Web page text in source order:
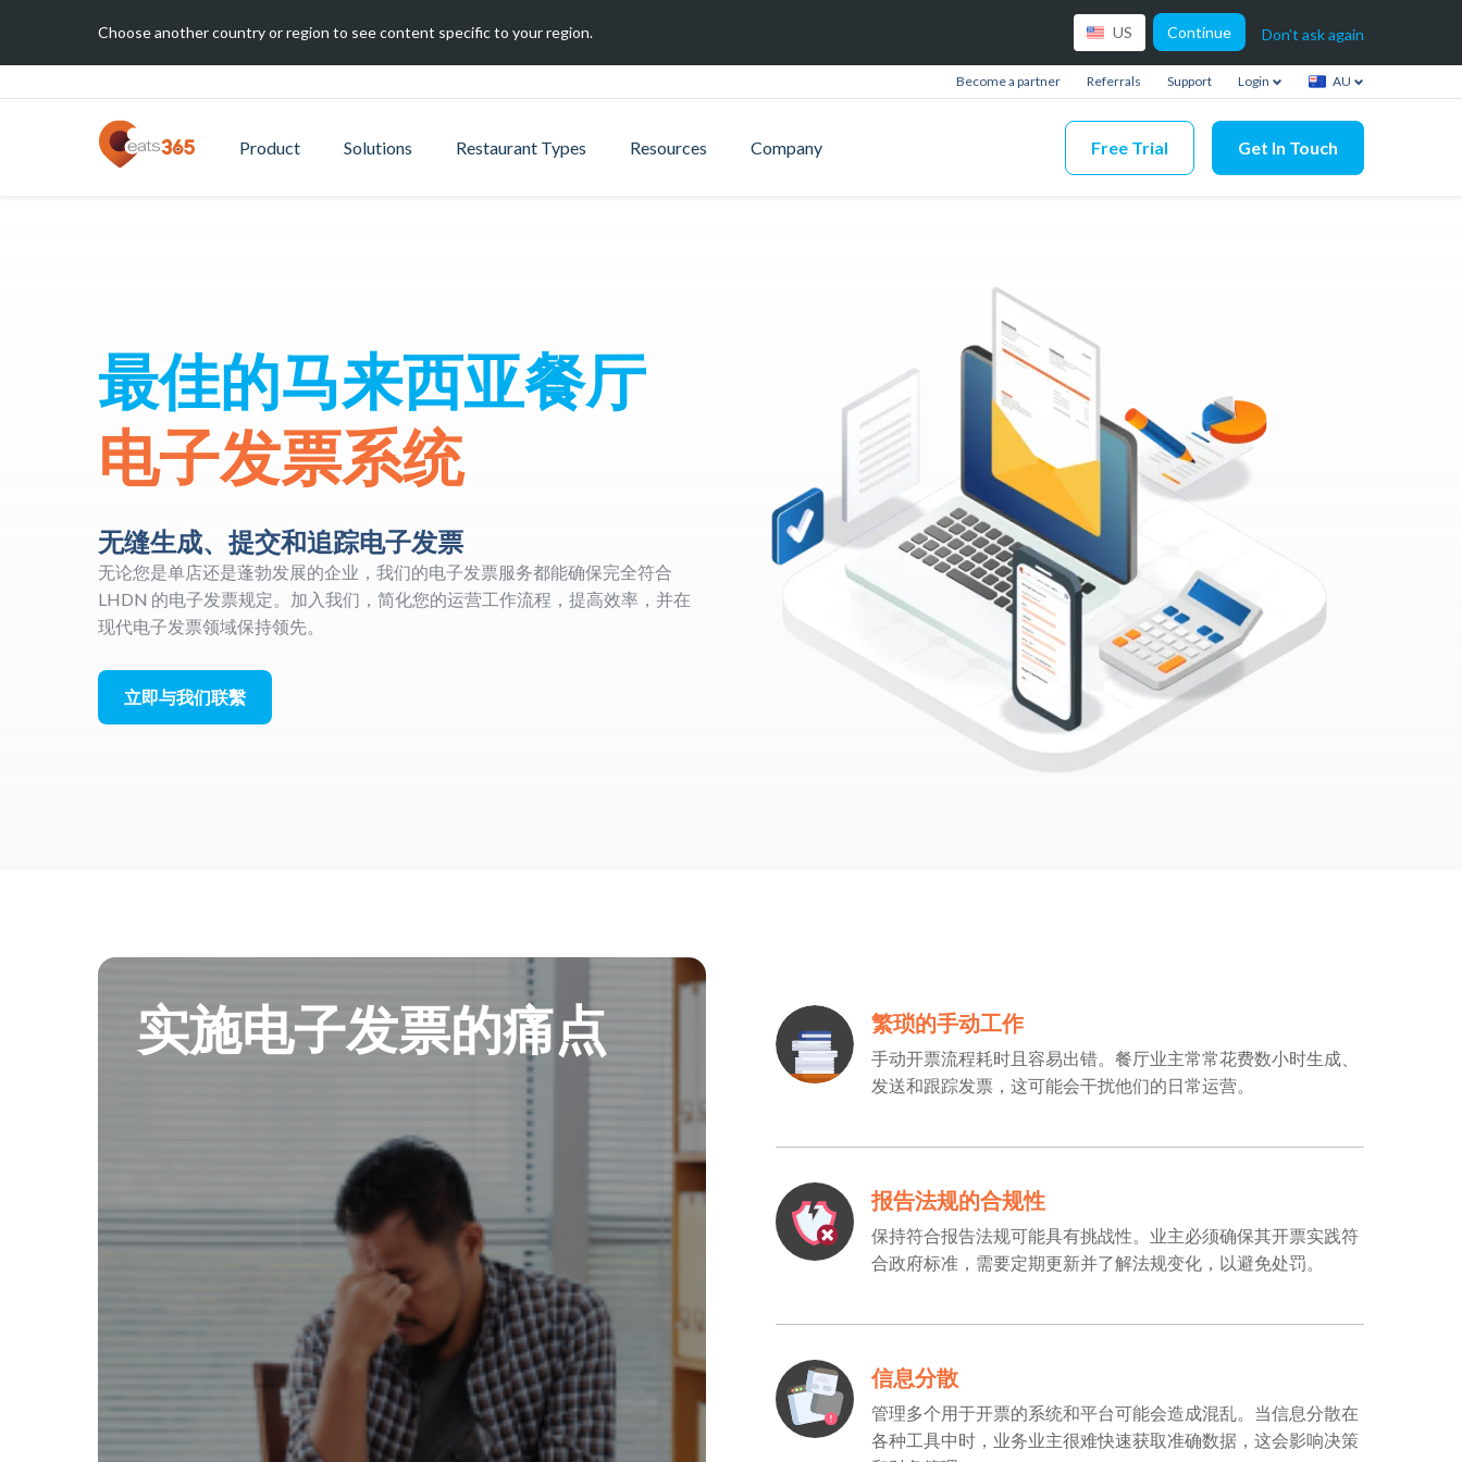
Choose another country or region to see content specific to your region. US Continue Don't ask again
Become a partner Referrals Support Login AU
Product Solutions Restaurant Types Resources Company Free Trial Get In Touch
最佳的马来西亚餐厅
电子发票系统
无缝生成、提交和追踪电子发票
无论您是单店还是蓬勃发展的企业，我们的电子发票服务都能确保完全符合
LHDN 的电子发票规定。加入我们，简化您的运营工作流程，提高效率，并在
现代电子发票领域保持领先。
立即与我们联繫
实施电子发票的痛点 繁琐的手动工作
手动开票流程耗时且容易出错。餐厅业主常常花费数小时生成、
发送和跟踪发票，这可能会干扰他们的日常运营。
报告法规的合规性
保持符合报告法规可能具有挑战性。业主必须确保其开票实践符
合政府标准，需要定期更新并了解法规变化，以避免处罚。
信息分散
管理多个用于开票的系统和平台可能会造成混乱。当信息分散在
各种工具中时，业务业主很难快速获取准确数据，这会影响决策